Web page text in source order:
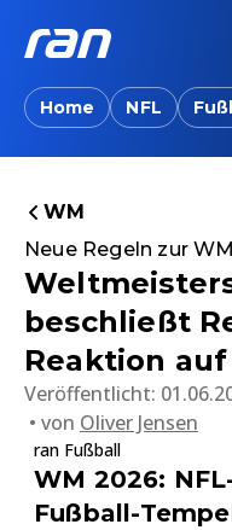
Home NFL
WM
Neue Regeln zur WM
beschließt
Reaktion
Veröffentlicht:
von Oliver Jensen
ran Fußball
WM 2026:
Fußball-